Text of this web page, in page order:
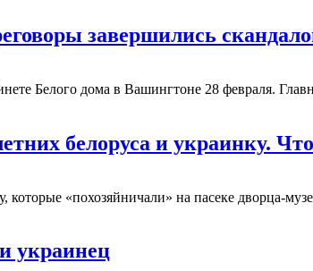
завершились
Белого дома в Вашингтоне 28 февраля.
белоруса и украинку.
«похозяйничали» на пасеке дворца-
украинец